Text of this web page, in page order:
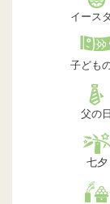
イース
子ども
父の日
七夕